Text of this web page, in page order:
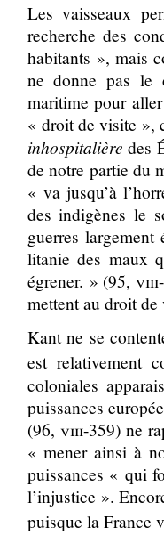
Les vaisseaux
recherche des
habitants », mais
ne donne pas le
maritime pour
« droit de visite »,
inhospitalière des
de notre partie du
« va jusqu’à
des indigènes le
guerres
litanie des maux
égrener. » (95,
mettent au droit
Kant ne se
est relativement
coloniales
puissances
(96, viii-359) ne
« mener ainsi à
puissances « qui
l’injustice ».
puisque la France